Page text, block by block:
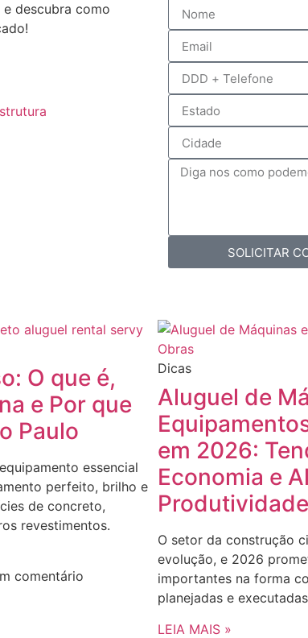
descubra como
SOLICITAR
O que é,
e Por que
Paulo
essencial
perfeito, brilho e
de concreto,
revestimentos.
comentário
Dicas
Aluguel de
em 2026:
Economia e
Produtividade
O setor da construção
evolução, e 2026
importantes na forma
planejadas e
LEIA MAIS »